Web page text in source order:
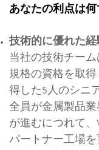
あなたの利点は何
技術的に優れた
当社の技術チー
規格の資格を取
得した5人のシニ
全員が金属製品
が進むにつれて
パートナー工場